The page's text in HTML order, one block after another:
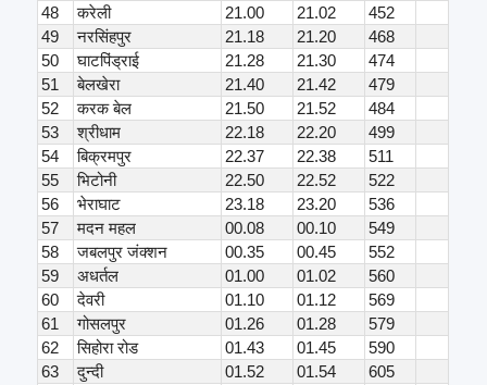
48
करेली 21.00 21.02
452
49
नरसिंहपुर 21.18 21.20
468
50
घाटपिंड्राई 21.28 21.30
474
51
बेलखेरा 21.40 21.42
479
52
करक बेल 21.50 21.52
484
53
श्रीधाम 22.18 22.20
499
54
बिक्रमपुर 22.37 22.38
511
55
भिटोनी 22.50 22.52
522
56
भेराघाट 23.18 23.20
536
57
मदन महल 00.08 00.10
549
58
जबलपुर जंक्शन 00.35 00.45
552
59
अधर्तल 01.00 01.02
560
60
देवरी 01.10 01.12
569
61
गोसलपुर 01.26 01.28
579
62
सिहोरा रोड 01.43 01.45
590
63
दुन्दी 01.52 01.54
605